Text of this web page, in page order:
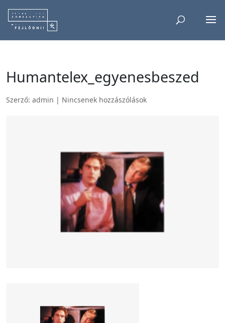
Humantelex_egyenesbeszed
Szerző: admin | Nincsenek hozzászólások